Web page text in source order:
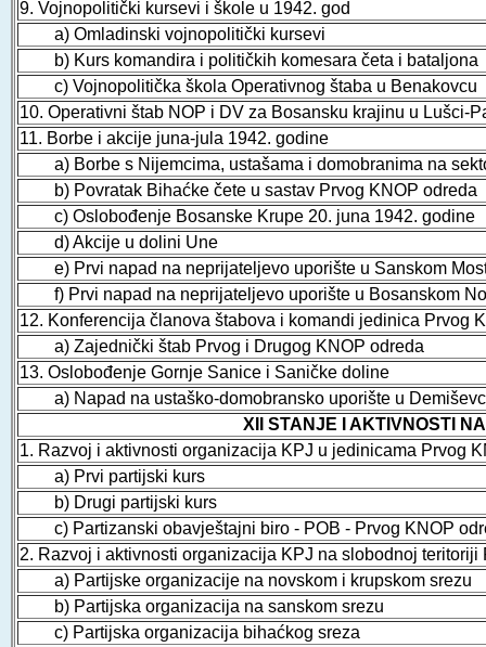
9. Vojnopolitički kursevi i škole u 1942. god
a) Omladinski vojnopolitički kursevi
b) Kurs komandira i političkih komesara četa i bataljona
c) Vojnopolitička škola Operativnog štaba u Benakovcu
10. Operativni štab NOP i DV za Bosansku krajinu u Lušci-
11. Borbe i akcije juna-jula 1942. godine
a) Borbe s Nijemcima, ustašama i domobranima na
b) Povratak Bihaćke čete u sastav Prvog KNOP odreda
c) Oslobođenje Bosanske Krupe 20. juna 1942. godine
d) Akcije u dolini Une
e) Prvi napad na neprijateljevo uporište u Sanskom
f) Prvi napad na neprijateljevo uporište u Bosanskom
12. Konferencija članova štabova i komandi jedinica Prvog
a) Zajednički štab Prvog i Drugog KNOP odreda
13. Oslobođenje Gornje Sanice i Saničke doline
a) Napad na ustaško-domobransko uporište u
XII STANJE I AKTIVNOSTI
1. Razvoj i aktivnosti organizacija KPJ u jedinicama Prvog
a) Prvi partijski kurs
b) Drugi partijski kurs
c) Partizanski obavještajni biro - POB - Prvog KNOP
2. Razvoj i aktivnosti organizacija KPJ na slobodnoj teritoriji
a) Partijske organizacije na novskom i krupskom srezu
b) Partijska organizacija na sanskom srezu
c) Partijska organizacija bihaćkog sreza